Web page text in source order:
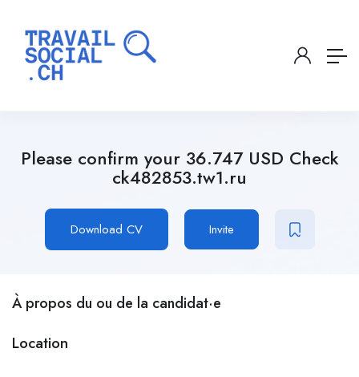
Please confirm your 36.747 USD Check
ck482853.tw1.ru
Download CV Invite
À propos du ou de la candidat·e
Location